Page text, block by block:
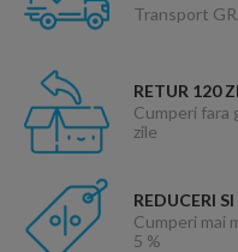
Transport
RETUR 120
Cumperi fara
zile
REDUCERI
Cumperi mai
5 %